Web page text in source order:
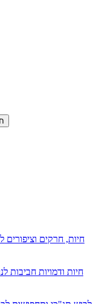
חיות, חרקים וציפורים
חיות ודמויות חביבות